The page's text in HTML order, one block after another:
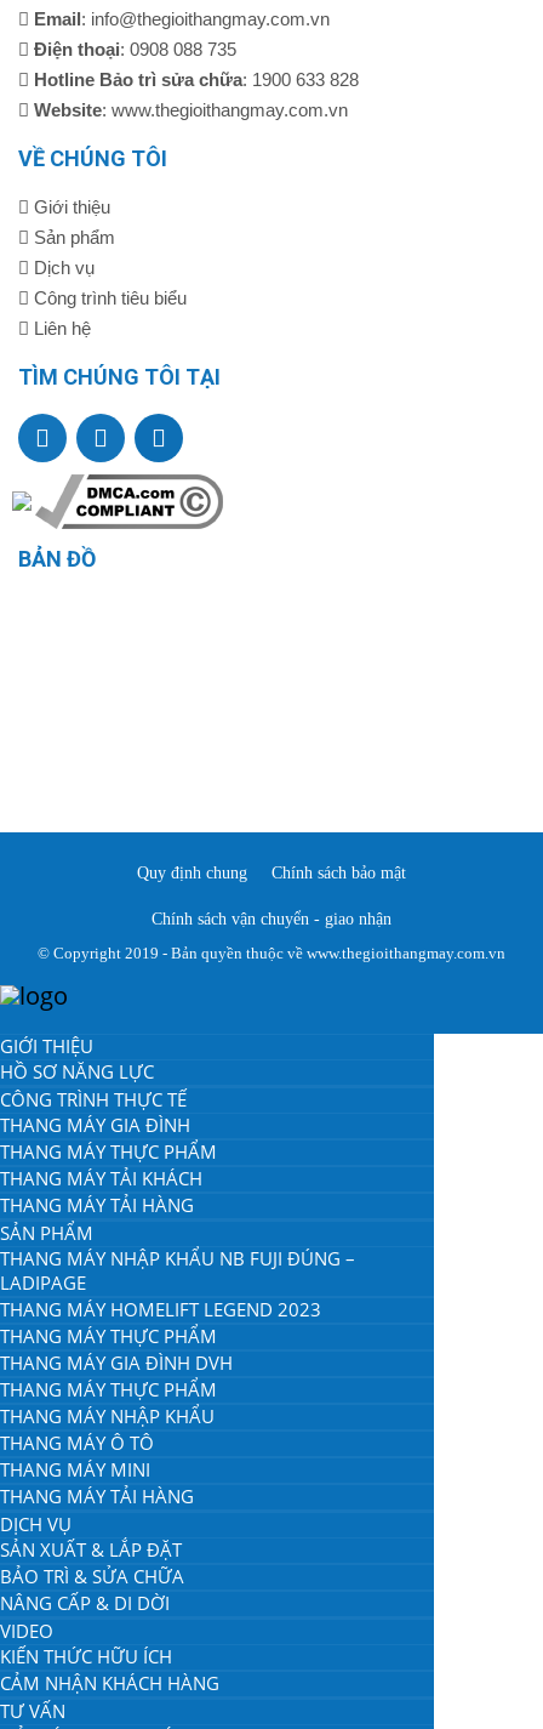
Email: info@thegioithangmay.com.vn
Điện thoại: 0908 088 735
Hotline Bảo trì sửa chữa: 1900 633 828
Website: www.thegioithangmay.com.vn
VỀ CHÚNG TÔI
Giới thiệu
Sản phẩm
Dịch vụ
Công trình tiêu biểu
Liên hệ
TÌM CHÚNG TÔI TẠI
BẢN ĐỒ
Quy định chung Chính sách bảo mật
Chính sách vận chuyển - giao nhận
© Copyright 2019 - Bản quyền thuộc về www.thegioithangmay.com.vn
GIỚI THIỆU
HỒ SƠ NĂNG LỰC
CÔNG TRÌNH THỰC TẾ
THANG MÁY GIA ĐÌNH
THANG MÁY THỰC PHẨM
THANG MÁY TẢI KHÁCH
THANG MÁY TẢI HÀNG
SẢN PHẨM
THANG MÁY NHẬP KHẨU NB FUJI ĐÚNG –
LADIPAGE
THANG MÁY HOMELIFT LEGEND 2023
THANG MÁY THỰC PHẨM
THANG MÁY GIA ĐÌNH DVH
THANG MÁY THỰC PHẨM
THANG MÁY NHẬP KHẨU
THANG MÁY Ô TÔ
THANG MÁY MINI
THANG MÁY TẢI HÀNG
DỊCH VỤ
SẢN XUẤT & LẮP ĐẶT
BẢO TRÌ & SỬA CHỮA
NÂNG CẤP & DI DỜI
VIDEO
KIẾN THỨC HỮU ÍCH
CẢM NHẬN KHÁCH HÀNG
TƯ VẤN